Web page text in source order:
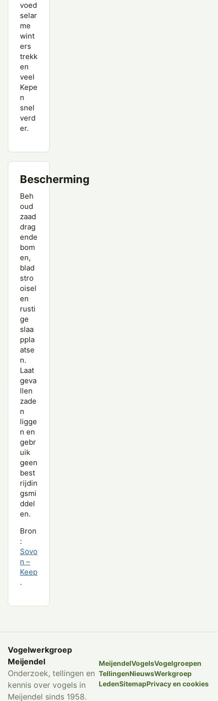
voed
selar
me
wint
ers
trekk
en
veel
Kepe
n
snel
verd
er.
Bescherming
Beh
oud
zaad
drag
ende
bom
en,
blad
stro
oisel
en
rusti
ge
slaa
ppla
atse
n.
Laat
geva
llen
zade
n
ligge
n en
gebr
uik
geen
best
rijdin
gsmi
ddel
en.
Bron
:
Sovo
n –
Keep
.
Vogelwerkgroep
Meijendel
Onderzoek, tellingen en
kennis over vogels in
Meijendel sinds 1958.
MeijendelVogelsVogelgroepen
TellingenNieuwsWerkgroep
LedenSitemapPrivacy en cookies